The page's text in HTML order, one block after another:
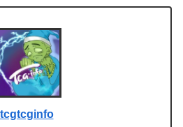
tcgtcginfo